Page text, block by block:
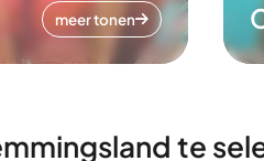
meer tonen
te